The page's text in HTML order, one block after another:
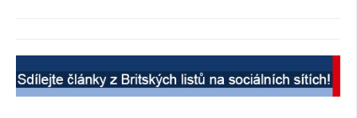
SOCIÁLNÍ SÍTĚ
RUBRIKY